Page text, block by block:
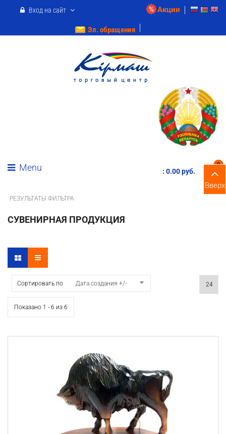
Акции
Вход на сайт
Эл. обращения
Menu
0
: 0.00 pуб.
РЕЗУЛЬТАТЫ ФИЛЬТРА
СУВЕНИРНАЯ ПРОДУКЦИЯ
Сортировать по Дата создания +/-
Показано 1 - 6 из 6
Вверх